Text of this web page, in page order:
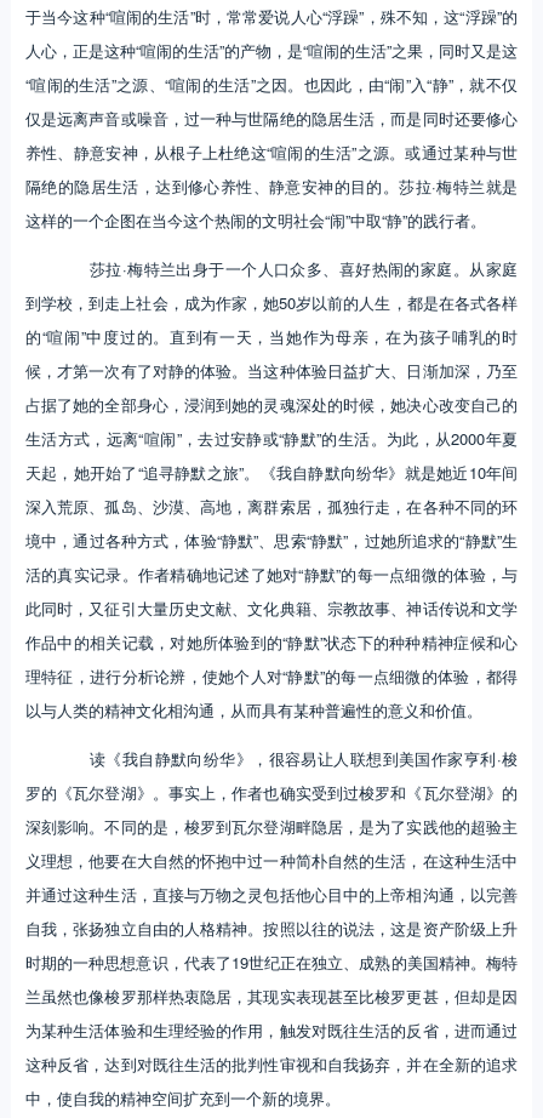
于当今这种“喧闹的生活”时，常常爱说人心“浮躁”，殊不知，这“浮躁”的
人心，正是这种“喧闹的生活”的产物，是“喧闹的生活”之果，同时又是这
“喧闹的生活”之源、“喧闹的生活”之因。也因此，由“闹”入“静”，就不仅
仅是远离声音或噪音，过一种与世隔绝的隐居生活，而是同时还要修心
养性、静意安神，从根子上杜绝这“喧闹的生活”之源。或通过某种与世
隔绝的隐居生活，达到修心养性、静意安神的目的。莎拉·梅特兰就是
这样的一个企图在当今这个热闹的文明社会“闹”中取“静”的践行者。
莎拉·梅特兰出身于一个人口众多、喜好热闹的家庭。从家庭
到学校，到走上社会，成为作家，她50岁以前的人生，都是在各式各样
的“喧闹”中度过的。直到有一天，当她作为母亲，在为孩子哺乳的时
候，才第一次有了对静的体验。当这种体验日益扩大、日渐加深，乃至
占据了她的全部身心，浸润到她的灵魂深处的时候，她决心改变自己的
生活方式，远离“喧闹”，去过安静或“静默”的生活。为此，从2000年夏
天起，她开始了“追寻静默之旅”。《我自静默向纷华》就是她近10年间
深入荒原、孤岛、沙漠、高地，离群索居，孤独行走，在各种不同的环
境中，通过各种方式，体验“静默”、思索“静默”，过她所追求的“静默”生
活的真实记录。作者精确地记述了她对“静默”的每一点细微的体验，与
此同时，又征引大量历史文献、文化典籍、宗教故事、神话传说和文学
作品中的相关记载，对她所体验到的“静默”状态下的种种精神症候和心
理特征，进行分析论辨，使她个人对“静默”的每一点细微的体验，都得
以与人类的精神文化相沟通，从而具有某种普遍性的意义和价值。
读《我自静默向纷华》，很容易让人联想到美国作家亨利·梭
罗的《瓦尔登湖》。事实上，作者也确实受到过梭罗和《瓦尔登湖》的
深刻影响。不同的是，梭罗到瓦尔登湖畔隐居，是为了实践他的超验主
义理想，他要在大自然的怀抱中过一种简朴自然的生活，在这种生活中
并通过这种生活，直接与万物之灵包括他心目中的上帝相沟通，以完善
自我，张扬独立自由的人格精神。按照以往的说法，这是资产阶级上升
时期的一种思想意识，代表了19世纪正在独立、成熟的美国精神。梅特
兰虽然也像梭罗那样热衷隐居，其现实表现甚至比梭罗更甚，但却是因
为某种生活体验和生理经验的作用，触发对既往生活的反省，进而通过
这种反省，达到对既往生活的批判性审视和自我扬弃，并在全新的追求
中，使自我的精神空间扩充到一个新的境界。